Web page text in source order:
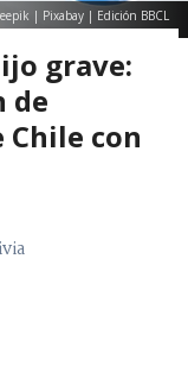
| Pixabay | Edición BBCL
grave:
de
con